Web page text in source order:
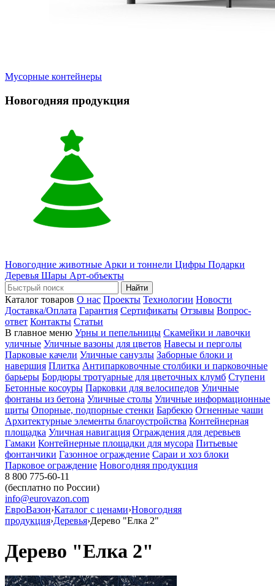
Мусорные контейнеры
Новогодняя продукция
Новогодние животные Арки и тоннели Цифры Подарки
Деревья Шары Арт-объекты
Найти
Каталог товаров О нас Проекты Технологии Новости
Доставка/Оплата Гарантия Сертификаты Отзывы Вопрос-
ответ Контакты Статьи
В главное меню Урны и пепельницы Скамейки и лавочки
уличные Уличные вазоны для цветов Навесы и перголы
Парковые качели Уличные санузлы Заборные блоки и
навершия Плитка Антипарковочные столбики и парковочные
барьеры Бордюры тротуарные для цветочных клумб Ступени
Бетонные косоуры Парковки для велосипедов Уличные
фонтаны из бетона Уличные столы Уличные информационные
щиты Опорные, подпорные стенки Барбекю Огненные чаши
Архитектурные элементы благоустройства Контейнерная
площадка Уличная навигация Ограждения для деревьев
Гамаки Контейнерные площадки для мусора Питьевые
фонтанчики Газонное ограждение Сараи и хоз блоки
Парковое ограждение Новогодняя продукция
8 800 775-60-11
(бесплатно по России)
info@eurovazon.com
ЕвроВазон›Каталог с ценами›Новогодняя
продукция›Деревья›Дерево "Елка 2"
Дерево "Елка 2"